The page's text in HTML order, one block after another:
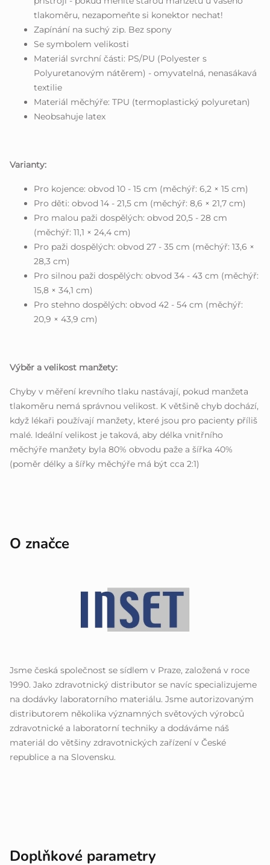
tlakoměru, nezapomeňte si konektor nechat!
Zapínání na suchý zip. Bez spony
Se symbolem velikosti
Materiál svrchní části: PS/PU (Polyester s
Polyuretanovým nátěrem) - omyvatelná, nenasákavá
textilie
Materiál měchýře: TPU (termoplastický polyuretan)
Neobsahuje latex
Varianty:
Pro kojence: obvod 10 - 15 cm (měchýř: 6,2 × 15 cm)
Pro děti: obvod 14 - 21,5 cm (měchýř: 8,6 × 21,7 cm)
Pro malou paži dospělých: obvod 20,5 - 28 cm
(měchýř: 11,1 × 24,4 cm)
Pro paži dospělých: obvod 27 - 35 cm (měchýř: 13,6 ×
28,3 cm)
Pro silnou paži dospělých: obvod 34 - 43 cm (měchýř:
15,8 × 34,1 cm)
Pro stehno dospělých: obvod 42 - 54 cm (měchýř:
20,9 × 43,9 cm)
Výběr a velikost manžety:
Chyby v měření krevního tlaku nastávají, pokud manžeta
tlakoměru nemá správnou velikost. K většině chyb dochází,
když lékaři používají manžety, které jsou pro pacienty příliš
malé. Ideální velikost je taková, aby délka vnitřního
měchýře manžety byla 80% obvodu paže a šířka 40%
(poměr délky a šířky měchýře má být cca 2:1)
O značce
Jsme česká společnost se sídlem v Praze, založená v roce
1990. Jako zdravotnický distributor se navíc specializujeme
na dodávky laboratorního materiálu. Jsme autorizovaným
distributorem několika významných světových výrobců
zdravotnické a laboratorní techniky a dodáváme náš
materiál do většiny zdravotnických zařízení v České
republice a na Slovensku.
Doplňkové parametry